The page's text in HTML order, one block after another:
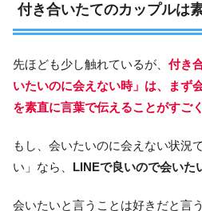
付き合いたてのカップルは
先ほども少し触れているが、 付き
いたいのに会えない時」は、まず
を素直に言葉で伝えることがすご
もし、会いたいのに会えない状況
い」なら、 LINEで良いので会いた
会いたいと言うことは好きだと言